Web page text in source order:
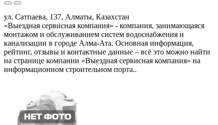
ул. Сатпаева, 137, Алматы, Казахстан
«Выездная сервисная компания» - компания, занимающаяся
монтажом и обслуживанием систем водоснабжения и
канализации в городе Алма-Ата. Основная информация,
рейтинг, отзывы и контактные данные – всё это можно найти
на странице компании «Выездная сервисная компания» на
информационном строительном порта..